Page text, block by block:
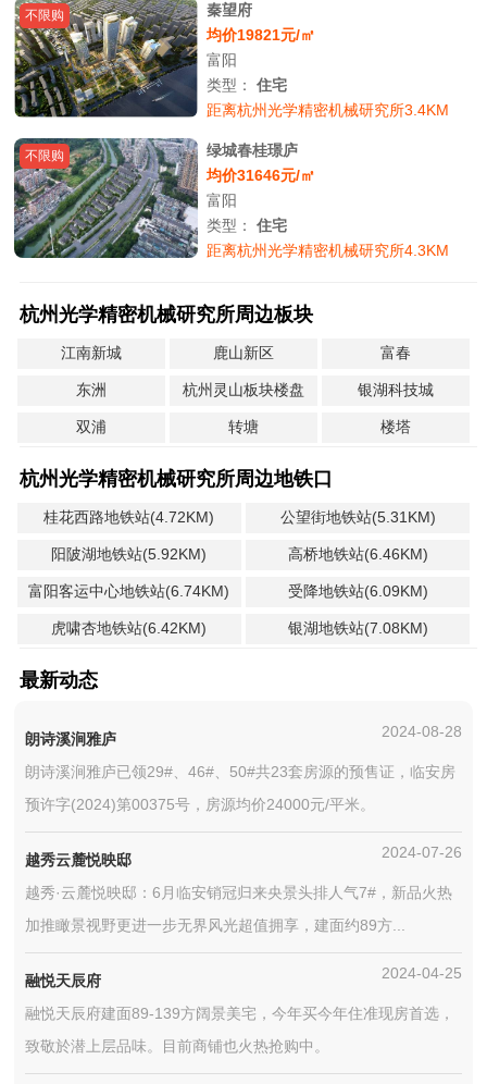
不限购
秦望府
均价19821元/㎡
富阳
类型：住宅
距离杭州光学精密机械研究所3.4KM
不限购
绿城春桂璟庐
均价31646元/㎡
富阳
类型：住宅
距离杭州光学精密机械研究所4.3KM
杭州光学精密机械研究所周边板块
江南新城 鹿山新区 富春
东洲 杭州灵山板块楼盘 银湖科技城
双浦 转塘 楼塔
杭州光学精密机械研究所周边地铁口
桂花西路地铁站(4.72KM) 公望街地铁站(5.31KM)
阳陂湖地铁站(5.92KM) 高桥地铁站(6.46KM)
富阳客运中心地铁站(6.74KM) 受降地铁站(6.09KM)
虎啸杏地铁站(6.42KM) 银湖地铁站(7.08KM)
最新动态
朗诗溪涧雅庐 2024-08-28
朗诗溪涧雅庐已领29#、46#、50#共23套房源的预售证，临安房
预许字(2024)第00375号，房源均价24000元/平米。
越秀云麓悦映邸 2024-07-26
越秀·云麓悦映邸：6月临安销冠归来央景头排人气7#，新品火热
加推瞰景视野更进一步无界风光超值拥享，建面约89方...
融悦天辰府 2024-04-25
融悦天辰府建面89-139方阔景美宅，今年买今年住准现房首选，
致敬於潜上层品味。目前商铺也火热抢购中。